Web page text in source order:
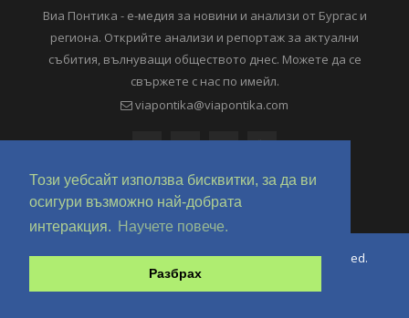
Този уебсайт използва бисквитки, за да ви
осигури възможно най-добрата
интеракция.
Научете повече.
Разбрах
Виа Понтика - е-медия за новини и анализи от Бургас и
региона. Открийте анализи и репортаж за актуални
събития, вълнуващи обществото днес. Можете да се
свържете с нас по имейл.
viapontika@viapontika.com
Copyright © 2018-2024 ViaPontika.com. All Rights Reserved.
Development @ OverHertz Ltd